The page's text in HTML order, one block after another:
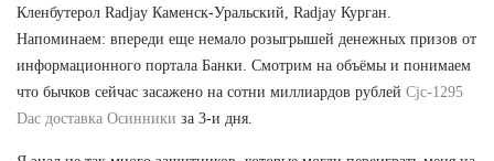
Кленбутерол Radjay Каменск-Уральский, Radjay Курган.
Напоминаем: впереди еще немало розыгрышей денежных призов от
информационного портала Банки. Смотрим на объёмы и понимаем
что бычков сейчас засажено на сотни миллиардов рублей Cjc-1295
Dac доставка Осинники за 3-и дня.